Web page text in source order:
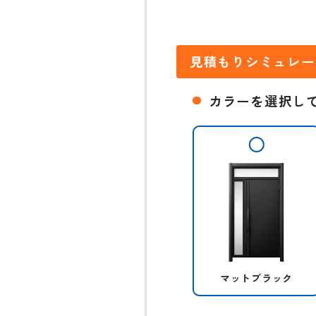
見積もりシミュレ
カラーを選択し
マットブラック